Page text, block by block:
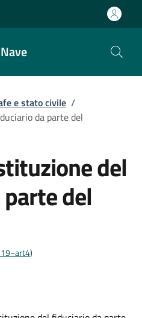
e stato civile /
da parte del
del
del
)